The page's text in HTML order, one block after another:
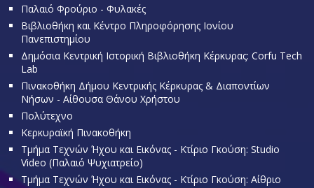
Παλαιό Φρούριο - Φυλακές
Βιβλιοθήκη και Κέντρο Πληροφόρησης Ιονίου
Πανεπιστημίου
Δημόσια Κεντρική Ιστορική Βιβλιοθήκη Κέρκυρας: Corfu Tech
Lab
Πινακοθήκη Δήμου Κεντρικής Κέρκυρας & Διαποντίων
Νήσων - Αίθουσα Θάνου Χρήστου
Πολύτεχνο
Κερκυραϊκή Πινακοθήκη
Τμήμα Τεχνών Ήχου και Εικόνας - Κτίριο Γκούση: Studio
Video (Παλαιό Ψυχιατρείο)
Τμήμα Τεχνών Ήχου και Εικόνας - Κτίριο Γκούση: Αίθριο